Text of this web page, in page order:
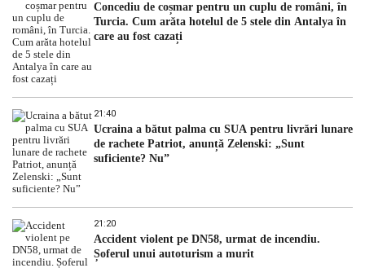
Concediu de coșmar pentru un cuplu de români, în
Turcia. Cum arăta hotelul de 5 stele din Antalya în
care au fost cazați
21:40
Ucraina a bătut palma cu SUA pentru livrări lunare
de rachete Patriot, anunță Zelenski: „Sunt
suficiente? Nu”
21:20
Accident violent pe DN58, urmat de incendiu.
Șoferul unui autoturism a murit